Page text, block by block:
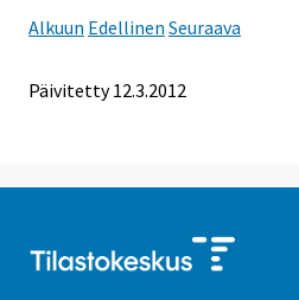
Alkuun Edellinen Seuraava
Päivitetty 12.3.2012